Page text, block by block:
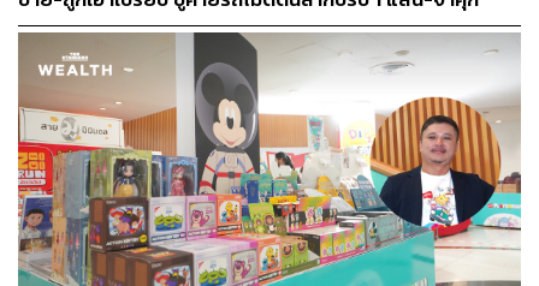
สามารถติดตาม THE STANDARD WEALTH
ผ่านแอปพลิเคชันต่างๆ ที่คุณสะดวกหรือใช้งานอยู่แล้วได้เลย
TAGS: ธุรกิจหนังสือ การอ่านหนังสือ E-book
ร้านหนังสือ
ปิ่นโต อีบุ๊ก
Ookbee